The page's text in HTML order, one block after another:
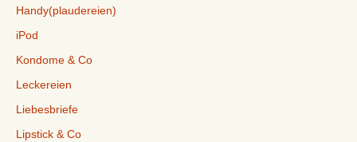
Handy(plaudereien)
iPod
Kondome & Co
Leckereien
Liebesbriefe
Lipstick & Co